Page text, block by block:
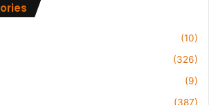
(10)
(326)
(9)
(387)